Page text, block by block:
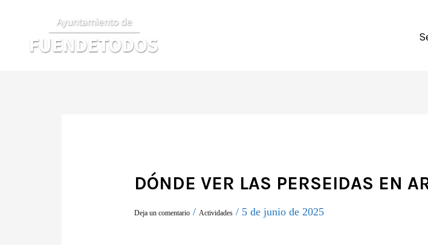
contenido
DÓNDE VER LAS PERSEIDAS EN
Deja un comentario / Actividades / 5 de junio de 2025